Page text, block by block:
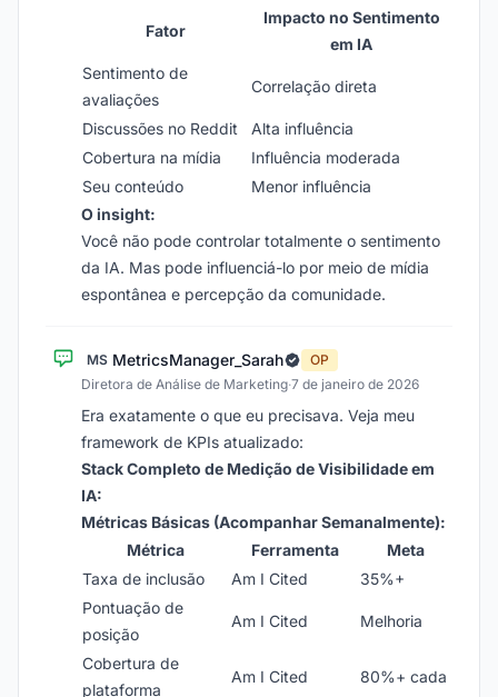
Fator
Impacto no Sentimento
em IA
Sentimento de
avaliações
Correlação direta
Discussões no Reddit
Alta influência
Cobertura na mídia
Influência moderada
Seu conteúdo
Menor influência
O insight:
Você não pode controlar totalmente o sentimento
da IA. Mas pode influenciá-lo por meio de mídia
espontânea e percepção da comunidade.
MS MetricsManager_Sarah
OP
Diretora de Análise de Marketing·7 de janeiro de 2026
Era exatamente o que eu precisava. Veja meu
framework de KPIs atualizado:
Stack Completo de Medição de Visibilidade em
IA:
Métricas Básicas (Acompanhar Semanalmente):
Métrica
Ferramenta
Meta
Taxa de inclusão
Am I Cited
35%+
Pontuação de
posição
Am I Cited Melhoria
Cobertura de
plataforma
Am I Cited 80%+ cada